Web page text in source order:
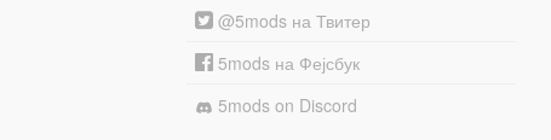
@5mods на Твитер
5mods на Фејсбук
5mods on Discord